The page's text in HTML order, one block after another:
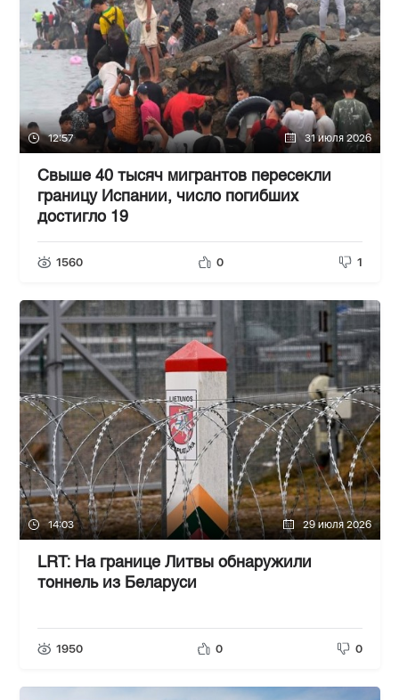
12:57 31 июля 2026
Свыше 40 тысяч мигрантов пересекли
границу Испании, число погибших
достигло 19
1560 0 1
14:03 29 июля 2026
LRT: На границе Литвы обнаружили
тоннель из Беларуси
1950 0 0